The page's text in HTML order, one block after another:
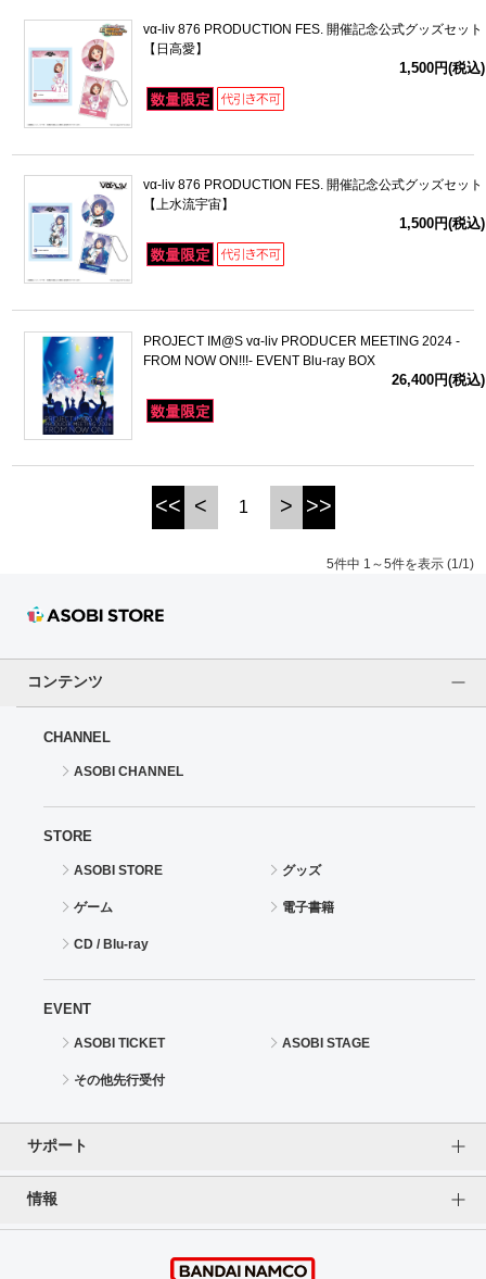
vα-liv 876 PRODUCTION FES. 開催記念公式グッズセット
【日高愛】
1,500円(税込)
vα-liv 876 PRODUCTION FES. 開催記念公式グッズセット
【上水流宇宙】
1,500円(税込)
PROJECT IM@S vα-liv PRODUCER MEETING 2024 -
FROM NOW ON!!!- EVENT Blu-ray BOX
26,400円(税込)
<< < 1 > >>
5件中 1～5件を表示 (1/1)
コンテンツ
CHANNEL
ASOBI CHANNEL
STORE
ASOBI STORE グッズ
ゲーム 電子書籍
CD / Blu-ray
EVENT
ASOBI TICKET ASOBI STAGE
その他先行受付
サポート
情報
個人情報保護方針